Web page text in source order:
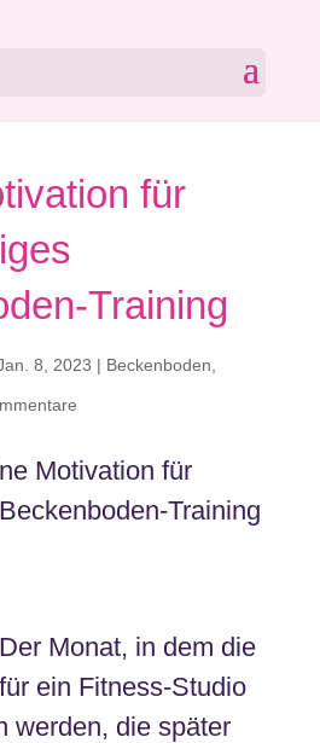
für
Training
8, 2023 | Beckenboden
Monat, in dem die
ein Fitness-Studio
werden, die später